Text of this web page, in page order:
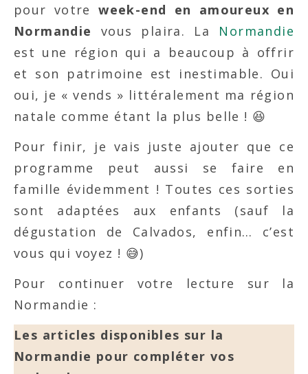
pour votreweek-end en amoureux en
Normandie
vous plaira. La Normandie
est une région qui a beaucoup à offrir
et son patrimoine est inestimable. Oui
oui, je « vends » littéralement ma région
natale comme étant la plus belle ! 😆
Pour finir, je vais juste ajouter que ce
programme peut aussi se faire en
famille évidemment ! Toutes ces sorties
sont adaptées aux enfants (sauf la
dégustation de Calvados, enfin… c’est
vous qui voyez ! 😅)
Pour continuer votre lecture sur la
Normandie :
Les articles disponibles sur la
Normandie pour compléter vos